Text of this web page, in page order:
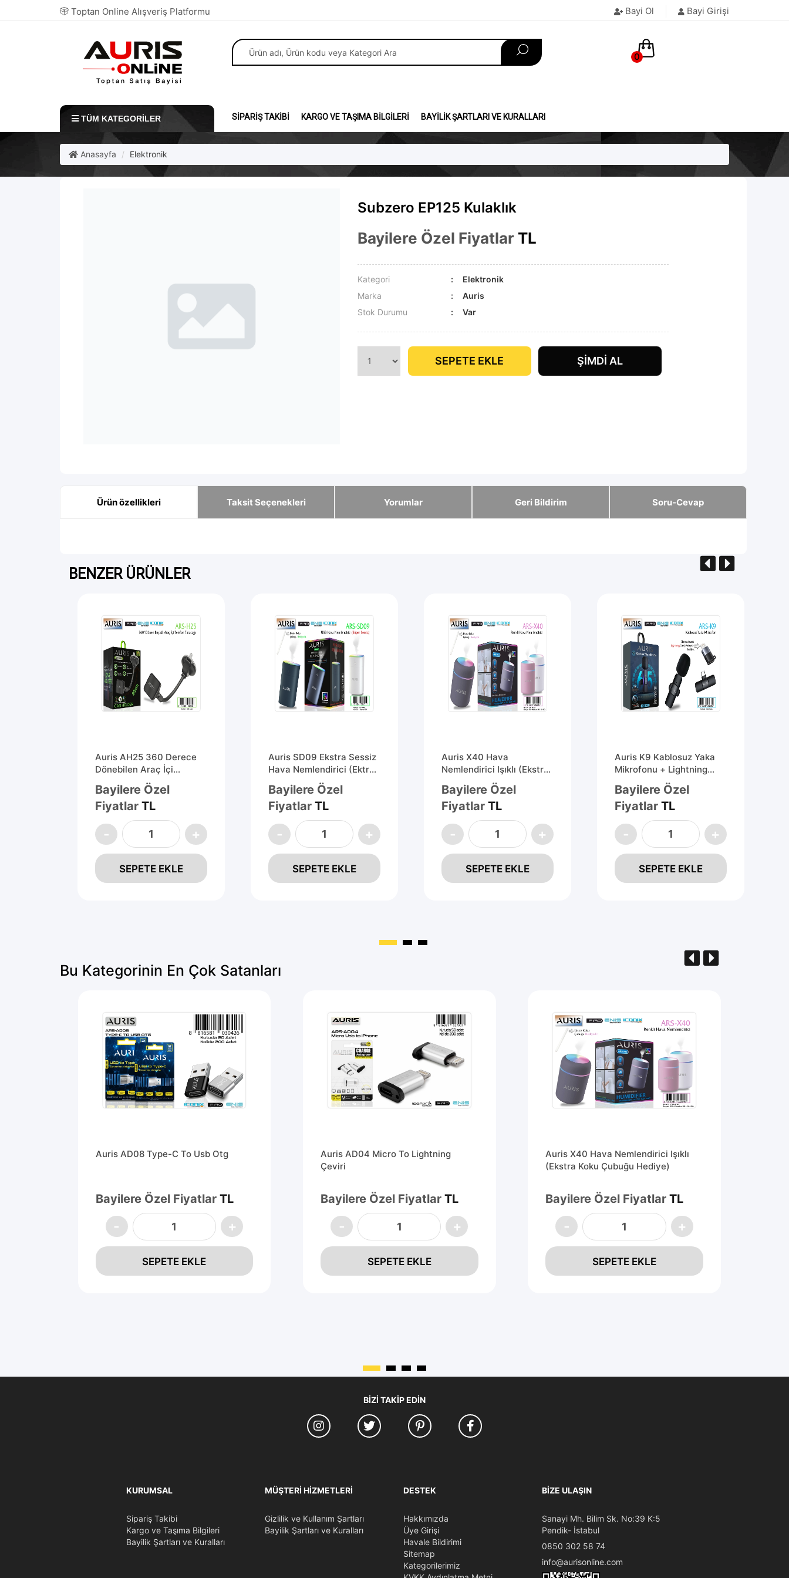
Toptan Online Alışveriş Platformu Bayi Ol Bayi Girişi
0
TÜM KATEGORILER SIPARIŞ TAKIBI KARGO VE TAŞIMA BILGILERI BAYILIK ŞARTLARI VE KURALLARI
Anasayfa Elektronik
Subzero EP125 Kulaklık
Bayilere Özel FiyatlarTL
Kategori
Elektronik
Marka
Auris
Stok Durumu
Var
SEPETE EKLE ŞIMDI AL
Ürün özellikleri Taksit Seçenekleri Yorumlar Geri Bildirim Soru-Cevap
BENZER ÜRÜNLER
Auris AH25 360 Derece
Dönebilen Araç İçi
Telefon Tutucu
Bayilere Özel
Fiyatlar TL
SEPETE EKLE
Auris SD09 Ekstra Sessiz
Hava Nemlendirici (Ektra
Hava Çubuğu Hediye)
Bayilere Özel
Fiyatlar TL
SEPETE EKLE
Auris X40 Hava
Nemlendirici Işıklı (Ekstra
Koku Çubuğu Hediye)
Bayilere Özel
Fiyatlar TL
SEPETE EKLE
Auris K9 Kablosuz Yaka
Mikrofonu + Lightning
Girişli Adaptör Hediye
Bayilere Özel
Fiyatlar TL
SEPETE EKLE
Bu Kategorinin En Çok Satanları
Auris AD08 Type-C To Usb Otg
Bayilere Özel FiyatlarTL
SEPETE EKLE
Auris AD04 Micro To Lightning
Çeviri
Bayilere Özel FiyatlarTL
SEPETE EKLE
Auris X40 Hava Nemlendirici Işıklı
(Ekstra Koku Çubuğu Hediye)
Bayilere Özel Fiyatlar TL
SEPETE EKLE
BIZI TAKIP EDIN
KURUMSAL
Sipariş Takibi
Kargo ve Taşıma Bilgileri
Bayilik Şartları ve Kuralları
MÜŞTERI HIZMETLERI
Gizlilik ve Kullanım Şartları
Bayilik Şartları ve Kuralları
DESTEK
Hakkımızda
Üye Girişi
Havale Bildirimi
Sitemap
Kategorilerimiz
BIZE ULAŞIN
Sanayi Mh. Bilim Sk. No:39 K:5
Pendik- İstabul
0850 302 58 74
info@aurisonline.com